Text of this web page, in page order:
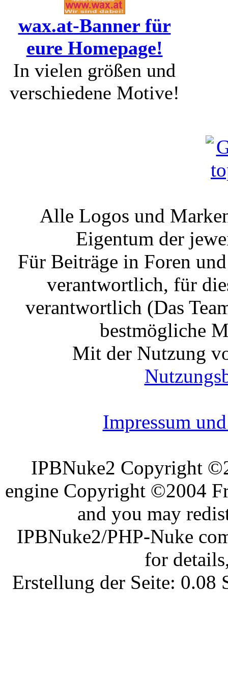
wax.at-Banner für
eure Homepage!
In vielen größen und
verschiedene Motive!
Alle Logos und
Eigentum der
Für Beiträge in Foren
verantwortlich, für
verantwortlich (Das
bestmögliche
Mit der Nutzung
Impressum
IPBNuke2 Copyright
engine Copyright ©2004
and you may
IPBNuke2/PHP-Nuke
for
Erstellung der Seite: 0.08